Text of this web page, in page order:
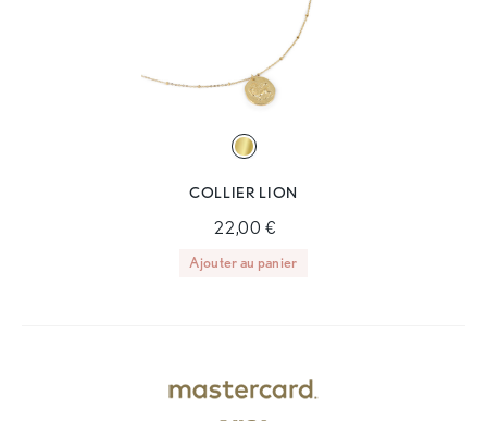
COLLIER LION
22,00 €
Ajouter au panier